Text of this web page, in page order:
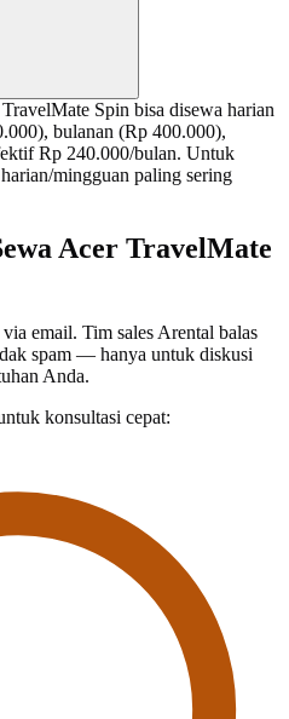
Spin bisa disewa harian
bulanan (Rp 400.000),
Rp 240.000/bulan. Untuk
mingguan paling sering
Acer TravelMate
email. Tim sales Arental balas
spam — hanya untuk diskusi
Anda.
konsultasi cepat: